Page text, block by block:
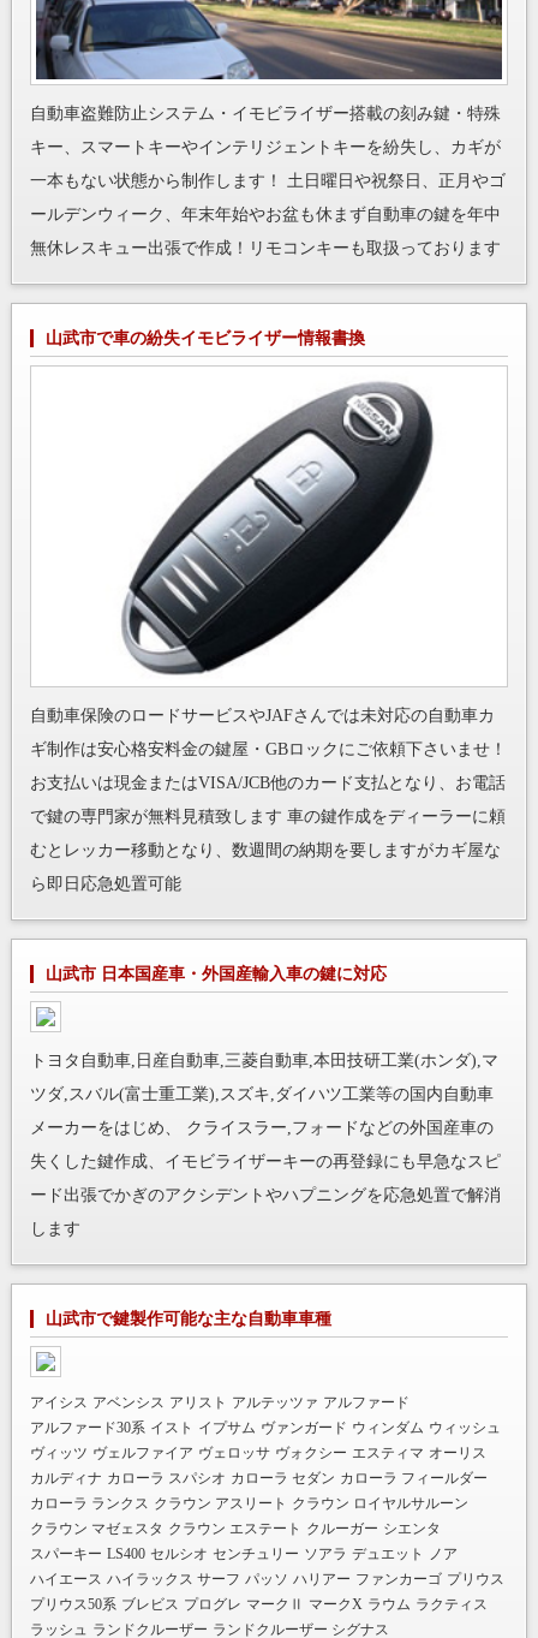
自動車盗難防止システム・イモビライザー搭載の刻み鍵・特殊
キー、スマートキーやインテリジェントキーを紛失し、カギが
一本もない状態から制作します！ 土日曜日や祝祭日、正月やゴ
ールデンウィーク、年末年始やお盆も休まず自動車の鍵を年中
無休レスキュー出張で作成！リモコンキーも取扱っております
山武市で車の紛失イモビライザー情報書換
自動車保険のロードサービスやJAFさんでは未対応の自動車カ
ギ制作は安心格安料金の鍵屋・GBロックにご依頼下さいませ！
お支払いは現金またはVISA/JCB他のカード支払となり、お電話
で鍵の専門家が無料見積致します 車の鍵作成をディーラーに頼
むとレッカー移動となり、数週間の納期を要しますがカギ屋な
ら即日応急処置可能
山武市 日本国産車・外国産輸入車の鍵に対応
トヨタ自動車,日産自動車,三菱自動車,本田技研工業(ホンダ),マ
ツダ,スバル(富士重工業),スズキ,ダイハツ工業等の国内自動車
メーカーをはじめ、 クライスラー,フォードなどの外国産車の
失くした鍵作成、イモビライザーキーの再登録にも早急なスピ
ード出張でかぎのアクシデントやハプニングを応急処置で解消
します
山武市で鍵製作可能な主な自動車車種
アイシス アベンシス アリスト アルテッツァ アルファード
アルファード30系 イスト イプサム ヴァンガード ウィンダム ウィッシュ
ヴィッツ ヴェルファイア ヴェロッサ ヴォクシー エスティマ オーリス
カルディナ カローラ スパシオ カローラ セダン カローラ フィールダー
カローラ ランクス クラウン アスリート クラウン ロイヤルサルーン
クラウン マゼェスタ クラウン エステート クルーガー シエンタ
スパーキー LS400 セルシオ センチュリー ソアラ デュエット
ノア
ハイエース ハイラックス サーフ パッソ ハリアー ファンカーゴ プリウス
プリウス50系 ブレビス プログレ マークⅡ マークX ラウム ラクティス
ラッシュ ランドクルーザー ランドクルーザー シグナス